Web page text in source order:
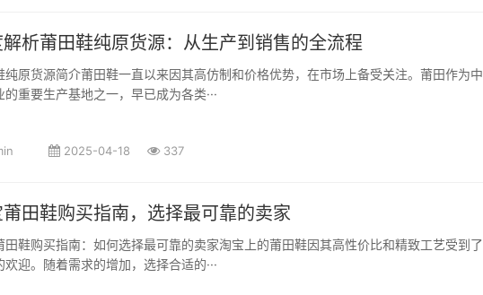
解析莆田鞋纯原货源：从生产到销售的全流程
纯原货源简介莆田鞋一直以来因其高仿制和价格优势，在市场上备受关注。莆田作为中
的重要生产基地之一，早已成为各类···
2025-04-18 337
田鞋购买指南，选择最可靠的卖家
田鞋购买指南：如何选择最可靠的卖家淘宝上的莆田鞋因其高性价比和精致工艺受到了
欢迎。随着需求的增加，选择合适的···